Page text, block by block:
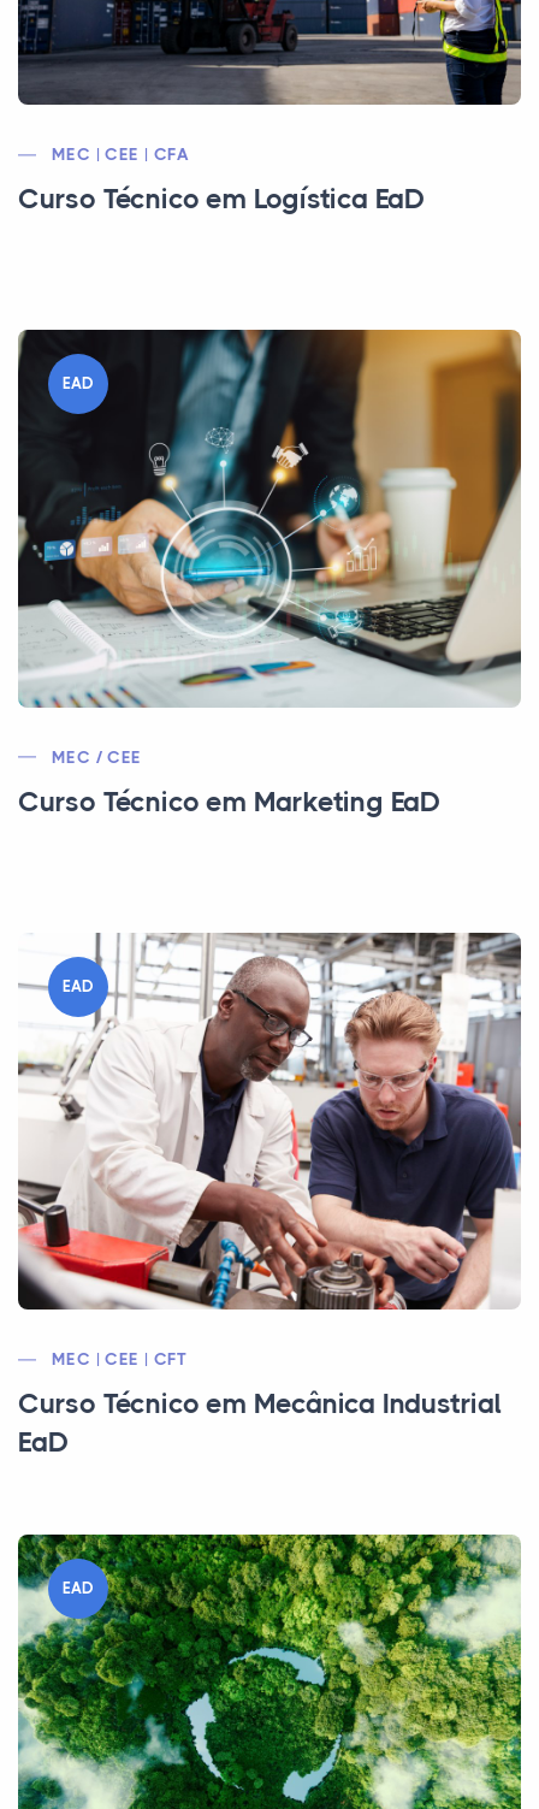
MEC | CEE | CFA
Curso Técnico em Logística EaD
EAD
MEC / CEE
Curso Técnico em Marketing EaD
EAD
MEC | CEE | CFT
Curso Técnico em Mecânica Industrial
EaD
EAD